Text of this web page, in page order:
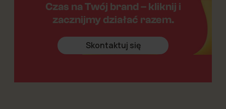
Czas na Twój brand – kliknij i
zacznijmy działać razem.
Skontaktuj się